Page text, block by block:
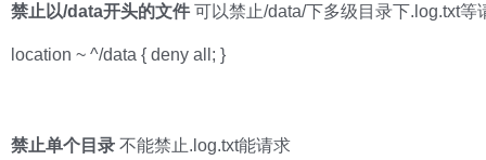
禁止以/data开头的文件 可以禁止/data/下多级目录下.log.txt等
location ~ ^/data { deny all; }
禁止单个目录 不能禁止.log.txt能请求